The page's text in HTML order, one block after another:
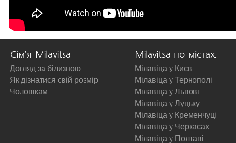
Сім'я Milavitsa
Догляд за білизною
Як дізнатися свій розмір
Чоловікам
Milavitsa по містах:
Мілавіца у Києві
Мілавіца у Тернополі
Мілавіца у Львові
Мілавіца у Луцьку
Мілавіца у Кременчуці
Мілавіца у Черкасах
Мілавіца у Полтаві